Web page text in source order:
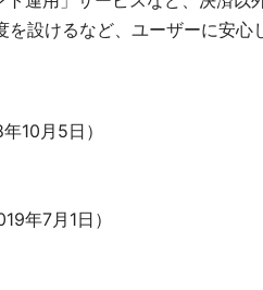
設けるなど、ユーザーに安心
10月5日）
年7月1日）